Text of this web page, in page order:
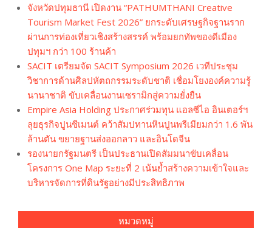
จังหวัดปทุมธานี เปิดงาน “PATHUMTHANI Creative
Tourism Market Fest 2026” ยกระดับเศรษฐกิจฐานราก
ผ่านการท่องเที่ยวเชิงสร้างสรรค์ พร้อมยกทัพของดีเมือง
ปทุมฯ กว่า 100 ร้านค้า
SACIT เตรียมจัด SACIT Symposium 2026 เวทีประชุม
วิชาการด้านศิลปหัตถกรรมระดับชาติ เชื่อมโยงองค์ความรู้
นานาชาติ ขับเคลื่อนงานเซรามิกสู่ความยั่งยืน
Empire Asia Holding ประกาศร่วมทุน แอลซีไอ อินเตอร์ฯ
ลุยธุรกิจปูนซีเมนต์ คว้าสัมปทานหินปูนพรีเมียมกว่า 1.6 พัน
ล้านตัน ขยายฐานส่งออกลาว และอินโดจีน
รองนายกรัฐมนตรี เป็นประธานเปิดสัมมนาขับเคลื่อน
โครงการ One Map ระยะที่ 2 เน้นย้ำสร้างความเข้าใจและ
บริหารจัดการที่ดินรัฐอย่างมีประสิทธิภาพ
หมวดหมู่